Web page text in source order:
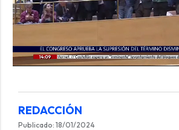
REDACCIÓN
Publicado: 18/01/2024